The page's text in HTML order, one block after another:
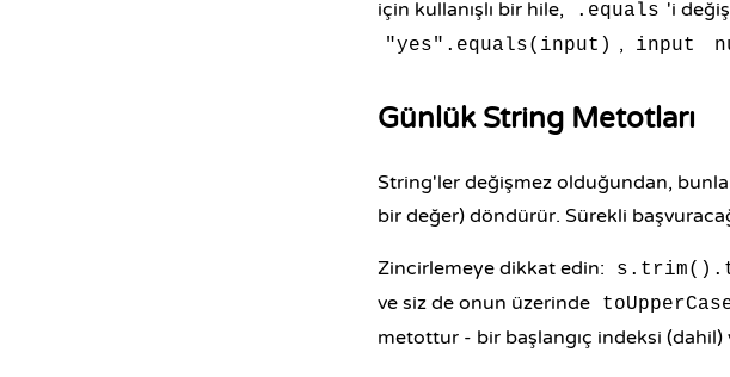
için kullanışlı bir hile,
.equals 'i
"yes".equals(input) , input
Günlük String Metotları
String'ler değişmez olduğundan,
bir değer) döndürür. Sürekli
Zincirlemeye dikkat edin:
ve siz de onun üzerinde
metottur - bir başlangıç indeksi (dahil)